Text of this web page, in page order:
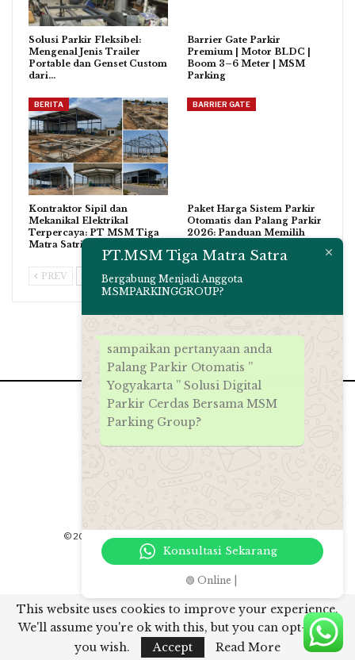
Solusi Parkir Fleksibel:
Mengenal Jenis Trailer
Portable dan Genset Custom
dari…
Barrier Gate Parkir
Premium | Motor BLDC |
Boom 3–6 Meter | MSM
Parking
BERITA
Kontraktor Sipil dan
Mekanikal Elektrikal
Terpercaya: PT MSM Tiga
Matra Satria…
BARRIER GATE
Paket Harga Sistem Parkir
Otomatis dan Palang Parkir
2026: Panduan Memilih
PREV NEXT
© 2026 - PT.MSM Tiga Matra Satra. All Rights Reserved.
This website uses cookies to improve your experience.
We'll assume you're ok with this, but you can opt-out if
you wish.
Accept Read More
// Rich snippet google
Palang Parkir Otomatis ” Yogyakarta ” Solusi Digital Parkir
Cerdas Bersama MSM Parking Group
Rating: & 11570
PT.MSM Tiga Matra Satra
Bergabung Menjadi Anggota
MSMPARKINGGROUP?
sampaikan pertanyaan anda
Palang Parkir Otomatis ”
Yogyakarta ” Solusi Digital
Parkir Cerdas Bersama MSM
Parking Group?
Konsultasi Sekarang
🟢 Online |